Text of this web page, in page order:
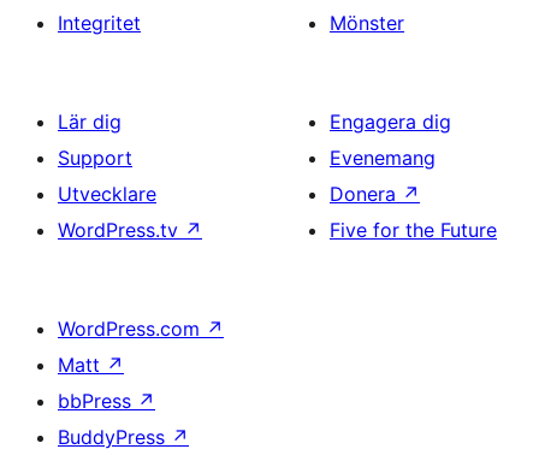
Integritet
Mönster
Lär dig
Support
Utvecklare
WordPress.tv ↗
Engagera dig
Evenemang
Donera ↗
Five for the Future
WordPress.com ↗
Matt ↗
bbPress ↗
BuddyPress ↗